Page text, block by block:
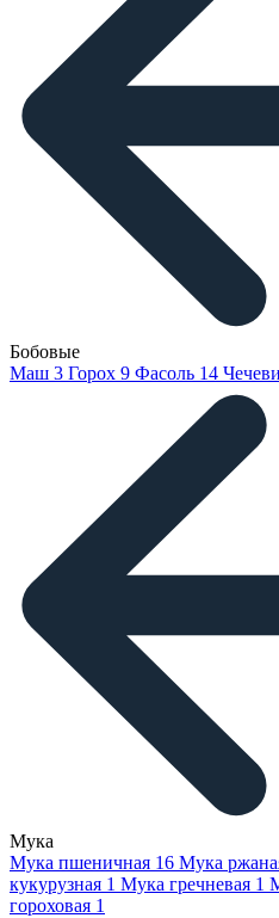
Бобовые
Маш 3 Горох 9 Фасоль 14
Мука
Мука пшеничная 16 Мука
кукурузная 1 Мука гречневая 1
гороховая 1